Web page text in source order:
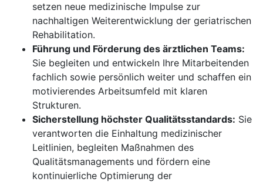
setzen neue medizinische Impulse zur
nachhaltigen Weiterentwicklung der geriatrischen
Rehabilitation.
Führung und Förderung des ärztlichen Teams:
Sie begleiten und entwickeln Ihre Mitarbeitenden
fachlich sowie persönlich weiter und schaffen ein
motivierendes Arbeitsumfeld mit klaren
Strukturen.
Sicherstellung höchster Qualitätsstandards: Sie
verantworten die Einhaltung medizinischer
Leitlinien, begleiten Maßnahmen des
Qualitätsmanagements und fördern eine
kontinuierliche Optimierung der